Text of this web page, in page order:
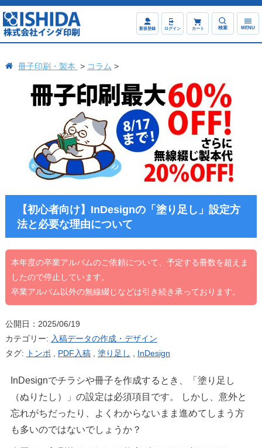
新規登録 ログイン カート 検索 MENU
冊子印刷・製本 コラム
【初心者向け】InDesignの「塗り足し」設定方
法と必要な理由について
本年度の卒業アルバムのご依頼について、予定する冊数を超えま
したので停止しています。
卒業アルバム以外の無線綴じなどは引き続き承っております。
公開日：2025/06/19
カテゴリー: 入稿データの作成・デザイン
タグ:
トンボ PDF入稿, 塗り足し InDesign
InDesignでチラシや冊子を作成するとき、「塗り足し
（ぬりたし）」の設定は必須項目です。 しかし、意外と
忘れがちだったり、よくわからないまま進めてしまう方
も多いのではないでしょうか？